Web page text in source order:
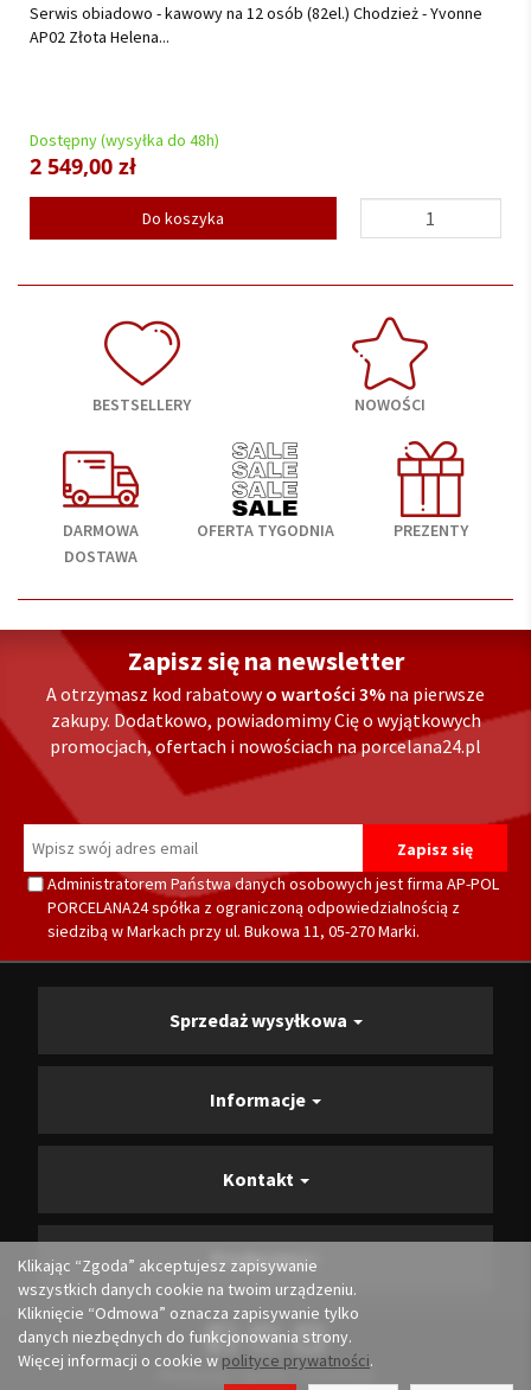
- kawowy na 12 osób (82el.) Chodzież - Yvonne
do 48h)
Serwis
BESTSELLERY NOWOŚCI
DARMOWA
DOSTAWA
OFERTA TYGODNIA PREZENTY
Zapisz się na newsletter
A otrzymasz kod rabatowyo wartości 3% na pierwsze
zakupy. Dodatkowo, powiadomimy Cię o wyjątkowych
promocjach, ofertach i nowościach na porcelana24.pl
Administratorem Państwa danych osobowych jest firma AP-POL
PORCELANA24 spółka z ograniczoną odpowiedzialnością z
siedzibą w Markach przy ul. Bukowa 11, 05-270 Marki.
Sprzedaż wysyłkowa
Informacje
Kontakt
Producenci
Realizacja i opieka:Convertis.pl
Klikając “Zgoda” akceptujesz zapisywanie
wszystkich danych cookie na twoim urządzeniu.
Kliknięcie “Odmowa” oznacza zapisywanie tylko
danych niezbędnych do funkcjonowania strony.
Więcej informacji o cookie w polityce prywatności.